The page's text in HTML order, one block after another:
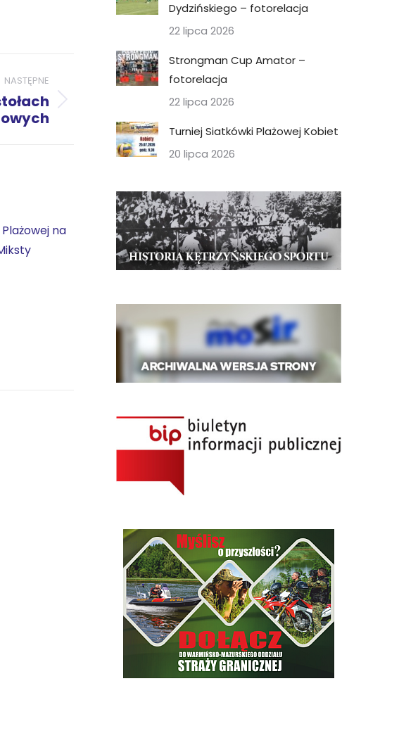
NASTĘPNE
na
Dydzińskiego – fotorelacja
22 lipca 2026
Strongman Cup Amator –
fotorelacja
22 lipca 2026
Turniej Siatkówki Plażowej Kobiet
20 lipca 2026